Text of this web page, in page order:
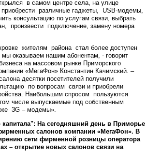
в самом центре села, на улице
различные гаджеты, USB-модемы,
консультацию по услугам связи, выбрать
произвести подключение, замену номера
жителям района стал более доступен
мы оказываем нашим абонентам, - говорит
на массовом рынке Приморского
«МегаФон» Константин Качимский. –
десятки посетителей получили
по вопросам связи и приобрели
Наибольшим спросом пользуются
числе выпускаемые под собственным
3G – модемы».
капитала": На сегодняшний день в Приморье
салонов компании «МегаФон». В
сети фирменной розницы оператора
– открытие новых салонов связи на